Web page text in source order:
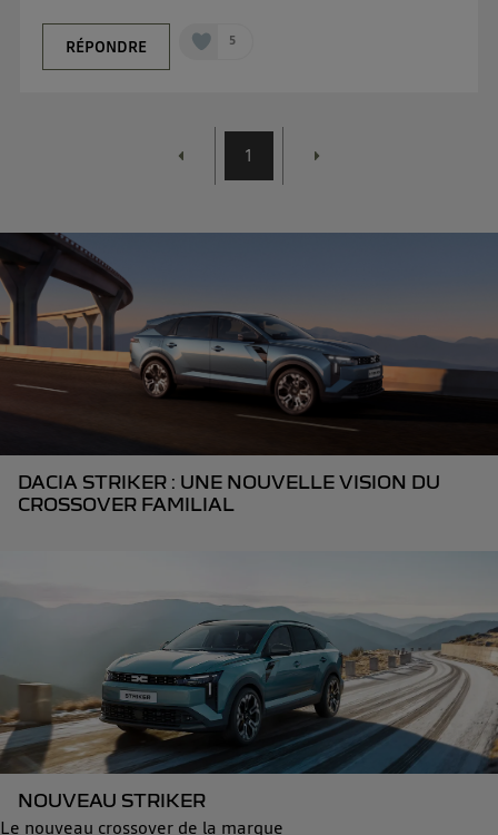
RÉPONDRE 5
1
DACIA STRIKER : UNE NOUVELLE VISION DU
CROSSOVER FAMILIAL
NOUVEAU STRIKER
Le nouveau crossover de la marque